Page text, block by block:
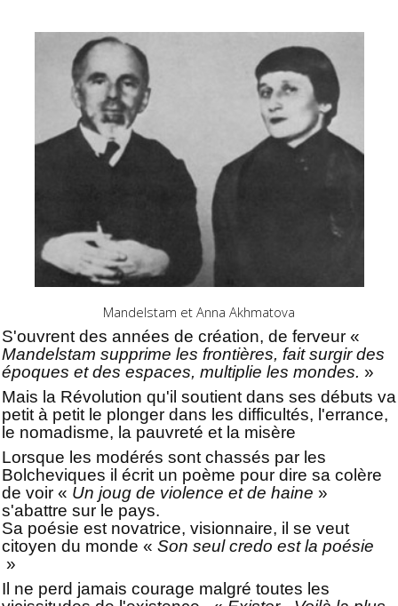
Mandelstam et Anna Akhmatova
S'ouvrent des années de création, de ferveur «
Mandelstam supprime les frontières, fait surgir des
époques et des espaces, multiplie les mondes. »
Mais la Révolution qu'il soutient dans ses débuts va
petit à petit le plonger dans les difficultés, l'errance,
le nomadisme, la pauvreté et la misère
Lorsque les modérés sont chassés par les
Bolcheviques il écrit un poème pour dire sa colère
de voir « Un joug de violence et de haine »
s'abattre sur le pays.
Sa poésie est novatrice, visionnaire, il se veut
citoyen du monde « Son seul credo est la poésie
»
Il ne perd jamais courage malgré toutes les